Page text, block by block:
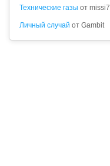
Технические газы от missi7
Личный случай от Gambit